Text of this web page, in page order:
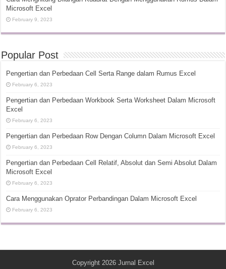
Microsoft Excel
February 9, 2023
Popular Post
Pengertian dan Perbedaan Cell Serta Range dalam Rumus Excel
February 6, 2023
Pengertian dan Perbedaan Workbook Serta Worksheet Dalam Microsoft
Excel
February 6, 2023
Pengertian dan Perbedaan Row Dengan Column Dalam Microsoft Excel
February 6, 2023
Pengertian dan Perbedaan Cell Relatif, Absolut dan Semi Absolut Dalam
Microsoft Excel
February 6, 2023
Cara Menggunakan Oprator Perbandingan Dalam Microsoft Excel
February 6, 2023
Copyright 2026 Jurnal Excel